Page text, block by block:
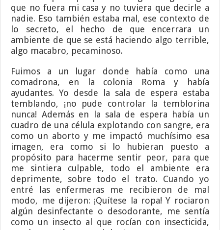
que no fuera mi casa y no tuviera que decirle a
nadie. Eso también estaba mal, ese contexto de
lo secreto, el hecho de que encerrara un
ambiente de que se está haciendo algo terrible,
algo macabro, pecaminoso.
Fuimos a un lugar donde había como una
comadrona, en la colonia Roma y había
ayudantes. Yo desde la sala de espera estaba
temblando, ¡no pude controlar la temblorina
nunca! Además en la sala de espera había un
cuadro de una célula explotando con sangre, era
como un aborto y me impactó muchísimo esa
imagen, era como si lo hubieran puesto a
propósito para hacerme sentir peor, para que
me sintiera culpable, todo el ambiente era
deprimente, sobre todo el trato. Cuando yo
entré las enfermeras me recibieron de mal
modo, me dijeron: ¡Quítese la ropa! Y rociaron
algún desinfectante o desodorante, me sentía
como un insecto al que rocían con insecticida,